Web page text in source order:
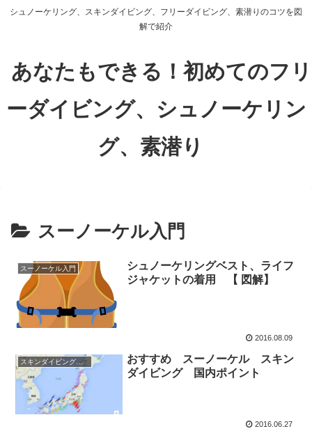
シュノーケリング、スキンダイビング、フリーダイビング、素潜りのコツを図
解で紹介
あなたもできる！初めてのフリ
ーダイビング、シュノーケリン
グ、素潜り
スーノーケル入門
スーノーケル入門
シュノーケリングベスト、ライフ
ジャケットの着用 【 図解】
2016.08.09
スキンダイビング入門
おすすめ スーノーケル スキン
ダイビング 国内ポイント
2016.06.27